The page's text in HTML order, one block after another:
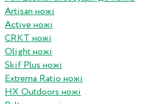
Artisan ножі
Active ножі
CRKT ножі
Olight ножі
Skif Plus ножі
Extrema Ratio ножі
HX Outdoors ножі